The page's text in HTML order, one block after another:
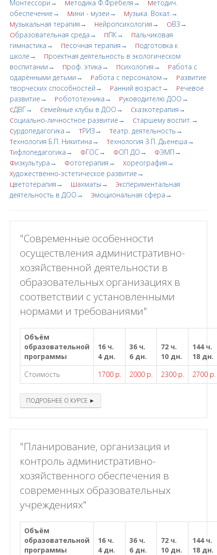
Монтессори→ Методика Ф.Фрёбеля→ Методич.
обеспечение→
Мини - музеи→ Музыка. Вокал.→
Музыкальная терапия→ Нейропсихология→ ОВЗ→
Образовательная среда→ ППК→ Пальчиковая
гимнастика→
Песочная терапия→ Подготовка к
школе→
Проектная деятельность в экологическом
воспитании→
Проф. этика→ Психология→ Работа с
одарёнными детьми→
Работа с персоналом→ Развитие
творческих cпoсобностей→
Ранний возраст→ Речевое
развитие→
Робототехника→ Руководителю ДОО→
СДВГ→ Семейные клубы в ДОО→ Сказкотерапия→
Социально-личностное развитие→ Старшему воспит.→
Сурдопедагогика→ ТРИЗ→ Театр. деятельность→
Технология Б.П. Никитина→ Технология З.П. Дьенеша→
Тифлопедагогика→ ФГОС→ ФОП ДО→ ФЭМП→
Физкультура→ Фототерапия→ Хореография→
Художественно-эстетическое развитие→
Цветотерапия→ Шахматы→ Экспериментальная
деятельность в ДОО→
Эмоциональная сфера→
"Современные особенности
осуществления административно-
хозяйственной деятельности в
образовательных организациях в
соответствии с установленными
нормами и требованиями"
Объём
образовательной
программы
16 ч.
4 дн.
36 ч.
6 дн.
72 ч.
10 дн.
144 ч.
18 дн.
Стоимость
1700 р. 2000 р. 2300 р. 2700 р.
ПОДРОБНЕЕ О КУРСЕ ►
"Планирование, организация и
контроль административно-
хозяйственного обеспечения в
современных образовательных
учреждениях"
Объём
образовательной
программы
16 ч.
4 дн.
36 ч.
6 дн.
72 ч.
10 дн.
144 ч.
18 дн.